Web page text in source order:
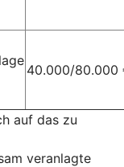
40.000/80.000
auf das zu
veranlagte